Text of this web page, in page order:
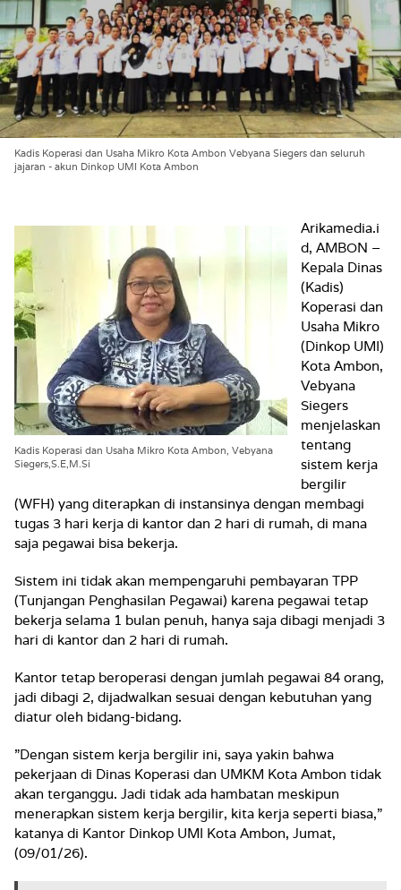
Kadis Koperasi dan Usaha Mikro Kota Ambon Vebyana Siegers dan seluruh
jajaran - akun Dinkop UMI Kota Ambon
Kadis Koperasi dan Usaha Mikro Kota Ambon, Vebyana
Siegers,S.E,M.Si
Arikamedia.i
d, AMBON –
Kepala Dinas
(Kadis)
Koperasi dan
Usaha Mikro
(Dinkop UMI)
Kota Ambon,
Vebyana
Siegers
menjelaskan
tentang
sistem kerja
bergilir
(WFH) yang diterapkan di instansinya dengan membagi
tugas 3 hari kerja di kantor dan 2 hari di rumah, di mana
saja pegawai bisa bekerja.
Sistem ini tidak akan mempengaruhi pembayaran TPP
(Tunjangan Penghasilan Pegawai) karena pegawai tetap
bekerja selama 1 bulan penuh, hanya saja dibagi menjadi 3
hari di kantor dan 2 hari di rumah.
Kantor tetap beroperasi dengan jumlah pegawai 84 orang,
jadi dibagi 2, dijadwalkan sesuai dengan kebutuhan yang
diatur oleh bidang-bidang.
”Dengan sistem kerja bergilir ini, saya yakin bahwa
pekerjaan di Dinas Koperasi dan UMKM Kota Ambon tidak
akan terganggu. Jadi tidak ada hambatan meskipun
menerapkan sistem kerja bergilir, kita kerja seperti biasa,”
katanya di Kantor Dinkop UMI Kota Ambon, Jumat,
(09/01/26).